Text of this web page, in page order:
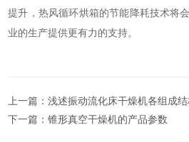
提升，热风循环烘箱的节能降耗技术将
业的生产提供更有力的支持。
上一篇：浅述振动流化床干燥机各组成
下一篇：锥形真空干燥机的产品参数